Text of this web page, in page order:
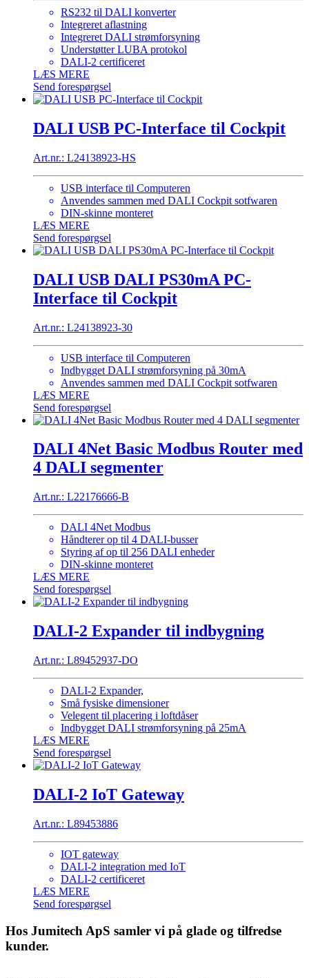
RS232 til DALI konverter
Integreret aflastning
Integreret DALI strømforsyning
Understøtter LUBA protokol
DALI-2 certificeret
LÆS MERE
Send forespørgsel
DALI USB PC-Interface til Cockpit
Art.nr.: L24138923-HS
USB interface til Computeren
Anvendes sammen med DALI Cockpit sotfwaren
DIN-skinne monteret
LÆS MERE
Send forespørgsel
DALI USB DALI PS30mA PC-
Interface til Cockpit
Art.nr.: L24138923-30
USB interface til Computeren
Indbygget DALI strømforsyning på 30mA
Anvendes sammen med DALI Cockpit sotfwaren
LÆS MERE
Send forespørgsel
DALI 4Net Basic Modbus Router med
4 DALI segmenter
Art.nr.: L22176666-B
DALI 4Net Modbus
Håndterer op til 4 DALI-busser
Styring af op til 256 DALI enheder
DIN-skinne monteret
LÆS MERE
Send forespørgsel
DALI-2 Expander til indbygning
Art.nr.: L89452937-DO
DALI-2 Expander,
Små fysiske dimensioner
Velegent til placering i loftdåser
Indbygget DALI strømforsyning på 25mA
LÆS MERE
Send forespørgsel
DALI-2 IoT Gateway
Art.nr.: L89453886
IOT gateway
DALI-2 integration med IoT
DALI-2 certificeret
LÆS MERE
Send forespørgsel
Hos Jumitech ApS samler vi på glade og tilfredse
kunder.